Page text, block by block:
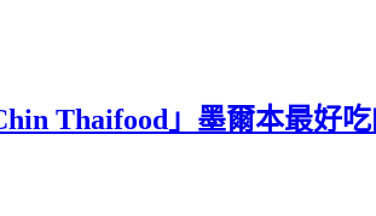
Thaifood」墨爾本最好吃